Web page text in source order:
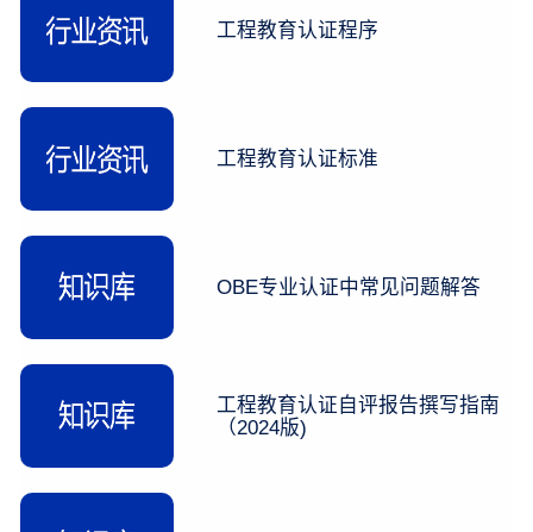
工程教育认证程序
工程教育认证标准
OBE专业认证中常见问题解答
工程教育认证自评报告撰写指南
（2024版)